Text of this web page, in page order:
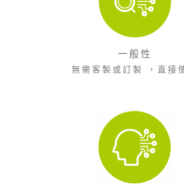
一般性
無需客製或訂製 ，直接